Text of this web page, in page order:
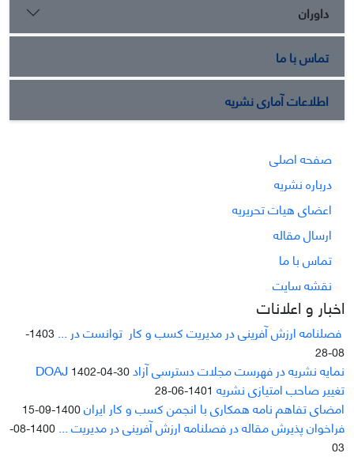
داوران
تماس با ما
اطلاعات آماری نشریه
صفحه اصلی
درباره نشریه
اعضای هیات تحریریه
ارسال مقاله
تماس با ما
نقشه سایت
اخبار و اعلانات
فصلنامه ارزش آفرینی در مدیریت کسب و کار توانست در ...
1403-
08-28
نمایه نشریه در فهرست مجلات دسترسی آزاد DOAJ1402-04-30
تغییر صاحب امتیازی نشریه 1401-06-28
امضای تفاهم نامه همکاری با انجمن کسب و کار ایران1400-09-15
فراخوان پذیرش مقاله در فصلنامه ارزش آفرینی در مدیریت ...
1400-08-
03